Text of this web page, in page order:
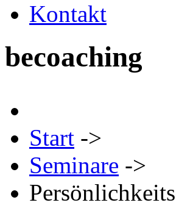
Kontakt
becoaching
Start ->
Seminare ->